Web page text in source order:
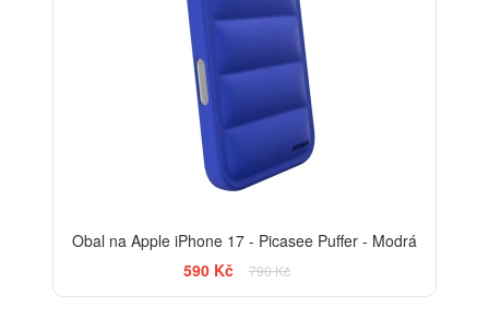
Obal na Apple iPhone 17 - Picasee Puffer - Modrá
590 Kč
790 Kč